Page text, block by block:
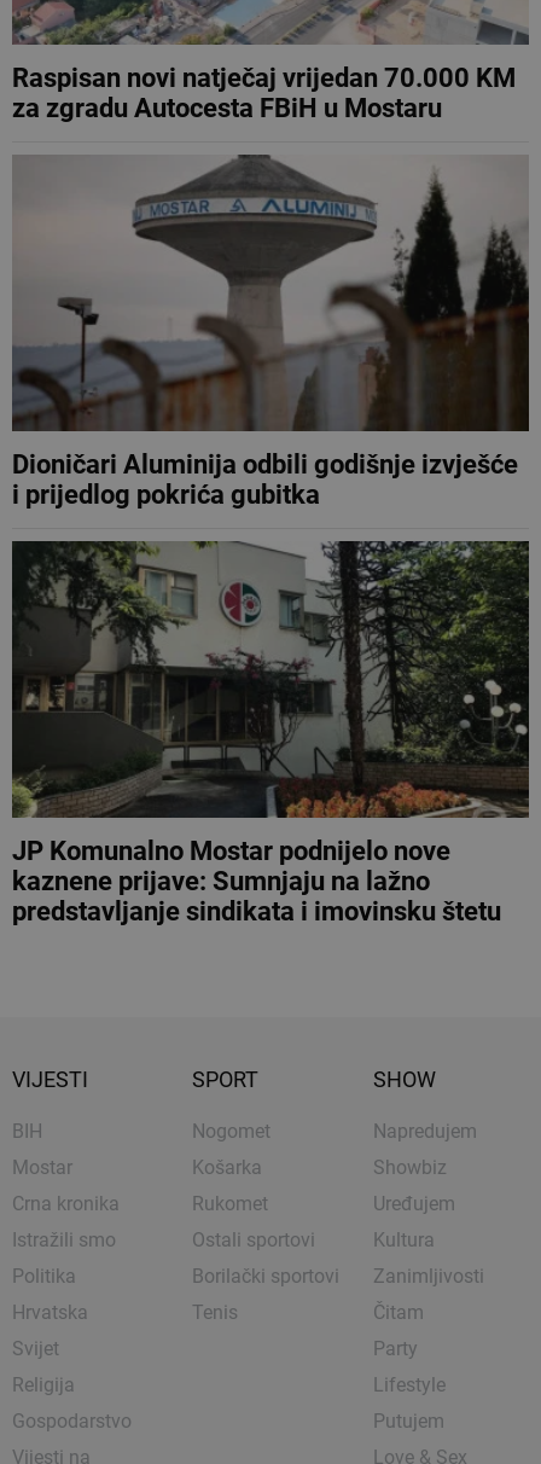
Raspisan novi natječaj vrijedan 70.000 KM
za zgradu Autocesta FBiH u Mostaru
Dioničari Aluminija odbili godišnje izvješće
i prijedlog pokrića gubitka
JP Komunalno Mostar podnijelo nove
kaznene prijave: Sumnjaju na lažno
predstavljanje sindikata i imovinsku štetu
VIJESTI
BIH
Mostar
Crna kronika
Istražili smo
Politika
Hrvatska
Svijet
Religija
Gospodarstvo
Vijesti na
SPORT
Nogomet
Košarka
Rukomet
Ostali sportovi
Borilački sportovi
Tenis
SHOW
Napredujem
Showbiz
Uređujem
Kultura
Zanimljivosti
Čitam
Party
Lifestyle
Putujem
Love & Sex